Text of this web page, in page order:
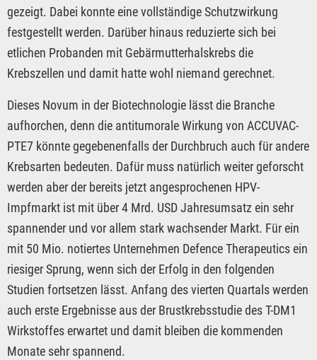
gezeigt. Dabei konnte eine vollständige Schutzwirkung
festgestellt werden. Darüber hinaus reduzierte sich bei
etlichen Probanden mit Gebärmutterhalskrebs die
Krebszellen und damit hatte wohl niemand gerechnet.
Dieses Novum in der Biotechnologie lässt die Branche
aufhorchen, denn die antitumorale Wirkung von ACCUVAC-
PTE7 könnte gegebenenfalls der Durchbruch auch für andere
Krebsarten bedeuten. Dafür muss natürlich weiter geforscht
werden aber der bereits jetzt angesprochenen HPV-
Impfmarkt ist mit über 4 Mrd. USD Jahresumsatz ein sehr
spannender und vor allem stark wachsender Markt. Für ein
mit 50 Mio. notiertes Unternehmen Defence Therapeutics ein
riesiger Sprung, wenn sich der Erfolg in den folgenden
Studien fortsetzen lässt. Anfang des vierten Quartals werden
auch erste Ergebnisse aus der Brustkrebsstudie des T-DM1
Wirkstoffes erwartet und damit bleiben die kommenden
Monate sehr spannend.